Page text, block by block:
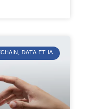
DATA ET IA